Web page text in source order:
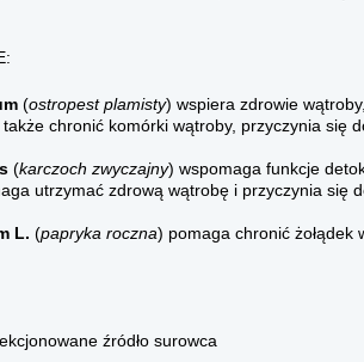
(ostropest plamisty) wspiera zdrowie
chronić komórki wątroby, przyczynia się
(karczoch zwyczajny) wspomaga funkcje
utrzymać zdrową wątrobę i przyczynia się
L. (papryka roczna) pomaga chronić żołądek
źródło surowca